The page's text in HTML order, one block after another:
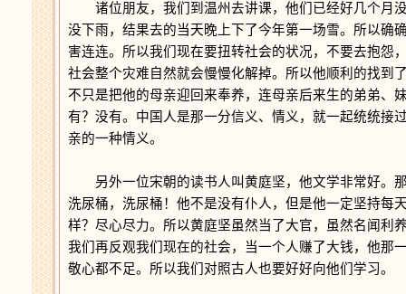
诸位朋友，我们到温州去讲课，他们已经好几个月
没下雨，结果去的当天晚上下了今年第一场雪。所以确
害连连。所以我们现在要扭转社会的状况，不要去抱怨
社会整个灾难自然就会慢慢化解掉。所以他顺利的找到
不只是把他的母亲迎回来奉养，连母亲后来生的弟弟、
有？没有。中国人是那一分信义、情义，就一起统统接
亲的一种情义。
另外一位宋朝的读书人叫黄庭坚，他文学非常好。
洗尿桶，洗尿桶！他不是没有仆人，但是他一定坚持每
样？尽心尽力。所以黄庭坚虽然当了大官，虽然名闻利
我们再反观我们现在的社会，当一个人赚了大钱，他那
敬心都不足。所以我们对照古人也要好好向他们学习。